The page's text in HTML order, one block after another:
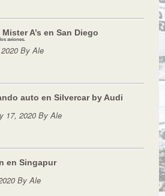
A’s en San Diego
aviones.
By Ale
auto en Silvercar by Audi
17, 2020 By Ale
en Singapur
By Ale